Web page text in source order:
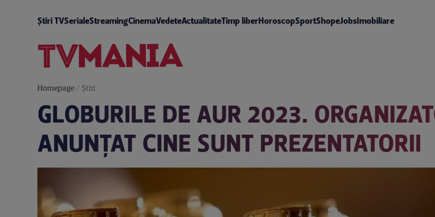
Știri TVSerialeStreamingCinemaVedeteActualitateTimp liberHoroscopSportShopeJobsImobiliare
Homepage/ Știri
GLOBURILE DE AUR 2023.
ANUNȚAT CINE SUNT PREZENTATORII